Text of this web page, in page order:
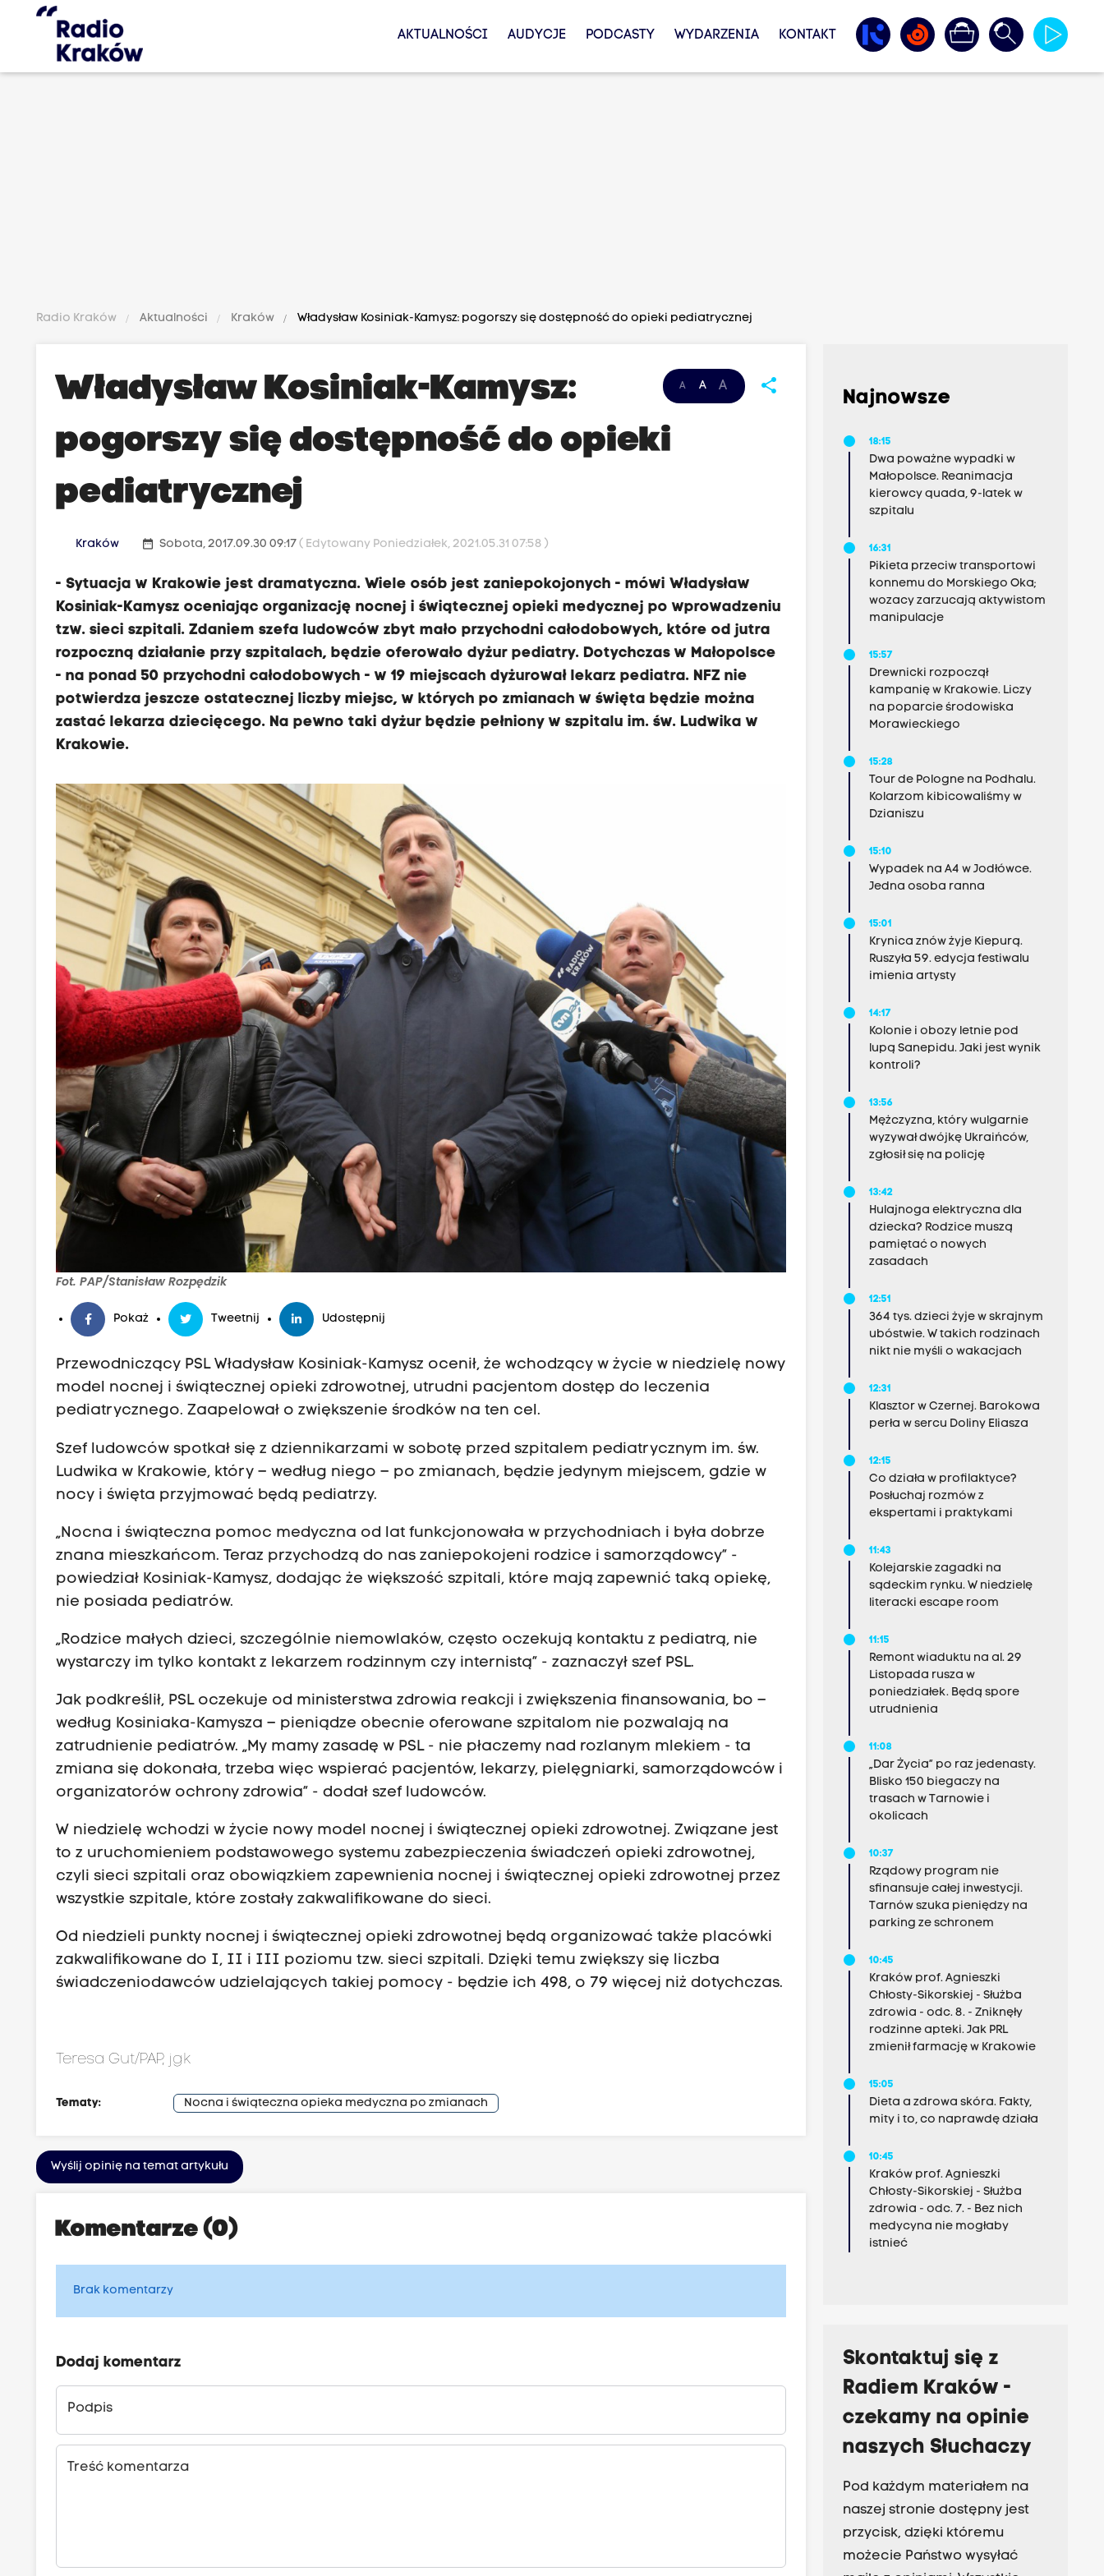
AKTUALNOŚCI AUDYCJE PODCASTY WYDARZENIA KONTAKT
Radio Kraków Aktualności Kraków Władysław Kosiniak-Kamysz: pogorszy się dostępność do opieki pediatrycznej
A A A share
Władysław Kosiniak-Kamysz:
pogorszy się dostępność do opieki
pediatrycznej
Kraków date_range Sobota, 2017.09.30 09:17( Edytowany Poniedziałek, 2021.05.31 07:58 )
- Sytuacja w Krakowie jest dramatyczna. Wiele osób jest zaniepokojonych - mówi Władysław
Kosiniak-Kamysz oceniając organizację nocnej i świątecznej opieki medycznej po wprowadzeniu
tzw. sieci szpitali. Zdaniem szefa ludowców zbyt mało przychodni całodobowych, które od jutra
rozpoczną działanie przy szpitalach, będzie oferowało dyżur pediatry. Dotychczas w Małopolsce
- na ponad 50 przychodni całodobowych - w 19 miejscach dyżurował lekarz pediatra. NFZ nie
potwierdza jeszcze ostatecznej liczby miejsc, w których po zmianach w święta będzie można
zastać lekarza dziecięcego. Na pewno taki dyżur będzie pełniony w szpitalu im. św. Ludwika w
Krakowie.
Fot. PAP/Stanisław Rozpędzik
Pokaż Tweetnij Udostępnij
Przewodniczący PSL Władysław Kosiniak-Kamysz ocenił, że wchodzący w życie w niedzielę nowy
model nocnej i świątecznej opieki zdrowotnej, utrudni pacjentom dostęp do leczenia
pediatrycznego. Zaapelował o zwiększenie środków na ten cel.
Szef ludowców spotkał się z dziennikarzami w sobotę przed szpitalem pediatrycznym im. św.
Ludwika w Krakowie, który – według niego – po zmianach, będzie jedynym miejscem, gdzie w
nocy i święta przyjmować będą pediatrzy.
„Nocna i świąteczna pomoc medyczna od lat funkcjonowała w przychodniach i była dobrze
znana mieszkańcom. Teraz przychodzą do nas zaniepokojeni rodzice i samorządowcy” -
powiedział Kosiniak-Kamysz, dodając że większość szpitali, które mają zapewnić taką opiekę,
nie posiada pediatrów.
„Rodzice małych dzieci, szczególnie niemowlaków, często oczekują kontaktu z pediatrą, nie
wystarczy im tylko kontakt z lekarzem rodzinnym czy internistą” - zaznaczył szef PSL.
Jak podkreślił, PSL oczekuje od ministerstwa zdrowia reakcji i zwiększenia finansowania, bo –
według Kosiniaka-Kamysza – pieniądze obecnie oferowane szpitalom nie pozwalają na
zatrudnienie pediatrów. „My mamy zasadę w PSL - nie płaczemy nad rozlanym mlekiem - ta
zmiana się dokonała, trzeba więc wspierać pacjentów, lekarzy, pielęgniarki, samorządowców i
organizatorów ochrony zdrowia” - dodał szef ludowców.
W niedzielę wchodzi w życie nowy model nocnej i świątecznej opieki zdrowotnej. Związane jest
to z uruchomieniem podstawowego systemu zabezpieczenia świadczeń opieki zdrowotnej,
czyli sieci szpitali oraz obowiązkiem zapewnienia nocnej i świątecznej opieki zdrowotnej przez
wszystkie szpitale, które zostały zakwalifikowane do sieci.
Od niedzieli punkty nocnej i świątecznej opieki zdrowotnej będą organizować także placówki
zakwalifikowane do I, II i III poziomu tzw. sieci szpitali. Dzięki temu zwiększy się liczba
świadczeniodawców udzielających takiej pomocy - będzie ich 498, o 79 więcej niż dotychczas.
Teresa Gut/PAP, jgk
Tematy: Nocna i świąteczna opieka medyczna po zmianach
Wyślij opinię na temat artykułu
Komentarze (0)
Brak komentarzy
Dodaj komentarz
Podpis
Treść komentarza
Najnowsze
18:15
Dwa poważne wypadki w
Małopolsce. Reanimacja
kierowcy quada, 9-latek w
szpitalu
16:31
Pikieta przeciw transportowi
konnemu do Morskiego Oka;
wozacy zarzucają aktywistom
manipulacje
15:57
Drewnicki rozpoczął
kampanię w Krakowie. Liczy
na poparcie środowiska
Morawieckiego
15:28
Tour de Pologne na Podhalu.
Kolarzom kibicowaliśmy w
Dzianiszu
15:10
Wypadek na A4 w Jodłówce.
Jedna osoba ranna
15:01
Krynica znów żyje Kiepurą.
Ruszyła 59. edycja festiwalu
imienia artysty
14:17
Kolonie i obozy letnie pod
lupą Sanepidu. Jaki jest wynik
kontroli?
13:56
Mężczyzna, który wulgarnie
wyzywał dwójkę Ukraińców,
zgłosił się na policję
13:42
Hulajnoga elektryczna dla
dziecka? Rodzice muszą
pamiętać o nowych
zasadach
12:51
364 tys. dzieci żyje w skrajnym
ubóstwie. W takich rodzinach
nikt nie myśli o wakacjach
12:31
Klasztor w Czernej. Barokowa
perła w sercu Doliny Eliasza
12:15
Co działa w profilaktyce?
Posłuchaj rozmów z
ekspertami i praktykami
11:43
Kolejarskie zagadki na
sądeckim rynku. W niedzielę
literacki escape room
11:15
Remont wiaduktu na al. 29
Listopada rusza w
poniedziałek. Będą spore
utrudnienia
11:08
„Dar Życia” po raz jedenasty.
Blisko 150 biegaczy na
trasach w Tarnowie i
okolicach
10:37
Rządowy program nie
sfinansuje całej inwestycji.
Tarnów szuka pieniędzy na
parking ze schronem
10:45
Kraków prof. Agnieszki
Chłosty-Sikorskiej - Służba
zdrowia - odc. 8. - Zniknęły
rodzinne apteki. Jak PRL
zmienił farmację w Krakowie
15:05
Dieta a zdrowa skóra. Fakty,
mity i to, co naprawdę działa
10:45
Kraków prof. Agnieszki
Chłosty-Sikorskiej - Służba
zdrowia - odc. 7. - Bez nich
medycyna nie mogłaby
istnieć
Skontaktuj się z
Radiem Kraków -
czekamy na opinie
naszych Słuchaczy
Pod każdym materiałem na
naszej stronie dostępny jest
przycisk, dzięki któremu
możecie Państwo wysyłać